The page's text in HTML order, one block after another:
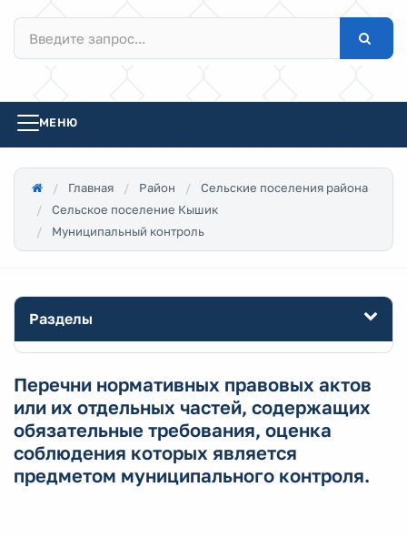
МЕНЮ
Главная Район
Сельские поселения района
Сельское поселение Кышик
Муниципальный контроль
Разделы
Перечни нормативных правовых актов
или их отдельных частей, содержащих
обязательные требования, оценка
соблюдения которых является
предметом муниципального контроля.